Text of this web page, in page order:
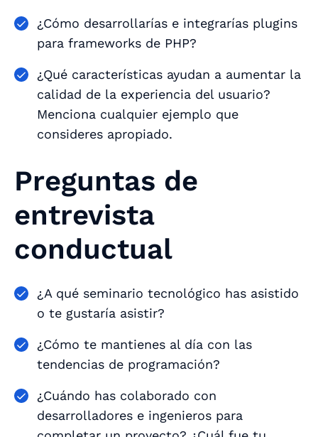
¿Cómo desarrollarías e integrarías plugins
para frameworks de PHP?
¿Qué características ayudan a aumentar la
calidad de la experiencia del usuario?
Menciona cualquier ejemplo que
consideres apropiado.
Preguntas de
entrevista
conductual
¿A qué seminario tecnológico has asistido
o te gustaría asistir?
¿Cómo te mantienes al día con las
tendencias de programación?
¿Cuándo has colaborado con
desarrolladores e ingenieros para